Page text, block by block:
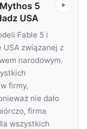
5
USA
Fable 5 i
związanej z
narodowym.
firmy,
nie dało
firma
wszystkich